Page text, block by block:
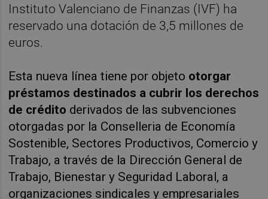
Instituto Valenciano de Finanzas (IVF) ha
reservado una dotación de 3,5 millones de
euros.
Esta nueva línea tiene por objeto otorgar
préstamos destinados a cubrir los derechos
de crédito derivados de las subvenciones
otorgadas por la Conselleria de Economía
Sostenible, Sectores Productivos, Comercio y
Trabajo, a través de la Dirección General de
Trabajo, Bienestar y Seguridad Laboral, a
organizaciones sindicales y empresariales